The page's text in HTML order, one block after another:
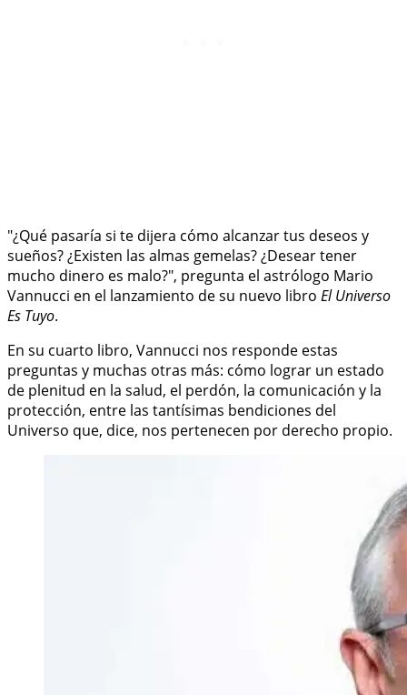
"¿Qué pasaría si te dijera cómo alcanzar tus deseos y
sueños? ¿Existen las almas gemelas? ¿Desear tener
mucho dinero es malo?", pregunta el astrólogo Mario
Vannucci en el lanzamiento de su nuevo libro El Universo
Es Tuyo.
En su cuarto libro, Vannucci nos responde estas
preguntas y muchas otras más: cómo lograr un estado
de plenitud en la salud, el perdón, la comunicación y la
protección, entre las tantísimas bendiciones del
Universo que, dice, nos pertenecen por derecho propio.